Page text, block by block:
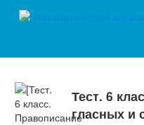
Тест. 6
гласных и